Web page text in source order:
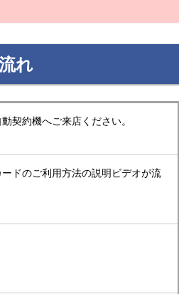
れ
契約機へご来店ください。
ドのご利用方法の説明ビデオが流